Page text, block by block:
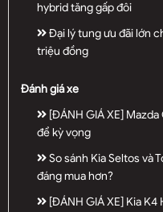
hybrid tăng gấp đôi
Đại lý tung ưu đãi lớn
triệu đồng
Đánh giá xe
[ĐÁNH GIÁ XE]
để kỳ vọng
So sánh Kia Seltos và
đáng mua hơn?
[ĐÁNH GIÁ XE] Kia